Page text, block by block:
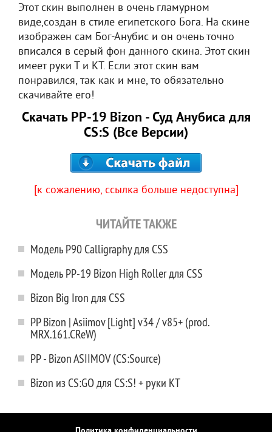
Этот скин выполнен в очень гламурном
виде,создан в стиле египетского Бога. На скине
изображен сам Бог-Анубис и он очень точно
вписался в серый фон данного скина. Этот скин
имеет руки Т и КТ. Если этот скин вам
понравился, так как и мне, то обязательно
скачивайте его!
Скачать PP-19 Bizon - Суд Анубиса для
CS:S (Все Версии)
[к сожалению, ссылка больше недоступна]
ЧИТАЙТЕ ТАКЖЕ
Модель P90 Calligraphy для CSS
Модель PP-19 Bizon High Roller для CSS
Bizon Big Iron для CSS
PP Bizon | Asiimov [Light] v34 / v85+ (prod.
MRX.161.CReW)
PP - Bizon ASIIMOV (CS:Source)
Bizon из CS:GO для CS:S! + руки КТ